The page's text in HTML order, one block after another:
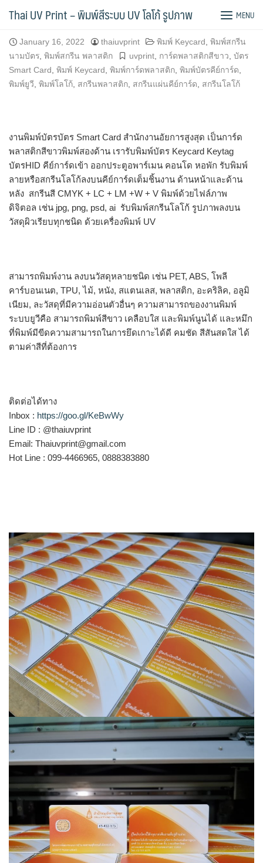
Thai UV Print – พิมพ์สีระบบ UV โลโก้ รูปภาพ MENU
บัตร Smart Card สำนักงานอัยการสูงสุด
January 16, 2022 thaiuvprint พิมพ์ Keycard พิมพ์สกรีน
นามบัตร พิมพ์สกรีน พลาสติก uvprint การ์ดพลาสติกสีขาว บัตร
Smart Card พิมพ์ Keycard พิมพ์การ์ดพลาสติก พิมพ์บัตรคีย์การ์ด
พิมพ์ยูวี พิมพ์โลโก้ สกรีนพลาสติก สกรีนแผ่นคีย์การ์ด สกรีนโลโก้
งานพิมพ์บัตรบัตร Smart Card สำนักงานอัยการสูงสุด เป็นการ์ด
พลาสติกสีขาวพิมพ์สองด้าน เรารับพิมพ์บัตร Keycard Keytag
บัตรHID คีย์การ์ดเข้า ออกประตูอพาร์เมน คอนโด หอพัก รับพิมพ์
ลายหรือสกรีนโลโก้ลงบนคีย์การ์ดเต็มชิ้นงาน ด้านหน้าและด้าน
หลัง สกรีนสี CMYK + LC + LM +W + V พิมพ์ด้วยไฟล์ภาพ
ดิจิตอล เช่น jpg, png, psd, ai รับพิมพ์สกรีนโลโก้ รูปภาพลงบน
วัสดุผิวเรียบทุกชนิด ด้วยเครื่องพิมพ์ UV
สามารถพิมพ์งาน ลงบนวัสดุหลายชนิด เช่น PET, ABS, โพลี
คาร์บอนเนต, TPU, ไม้, หนัง, สแตนเลส, พลาสติก, อะคริลิค, อลูมิ
เนียม, ละวัสดุที่มีความอ่อนตัวอื่นๆ ความสามารถของงานพิมพ์
ระบบยูวีคือ สามารถพิมพ์สีขาว เคลือบใส และพิมพ์นูนได้ และหมึก
ที่พิมพ์มีขีดความสามารถในการยึดเกาะได้ดี คมชัด สีสันสดใส ได้
ตามค่าสีที่ต้องการ
ติดต่อได้ทาง
Inbox : https://goo.gl/KeBwWy
Line ID : @thaiuvprint
Email: Thaiuvprint@gmail.com
Hot Line : 099-4466965, 0888383880